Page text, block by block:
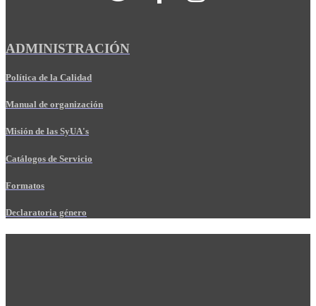
ADMINISTRACIÓN
Política de la Calidad
Manual de organización
Misión de las SyUA's
Catálogos de Servicio
Formatos
Declaratoria género